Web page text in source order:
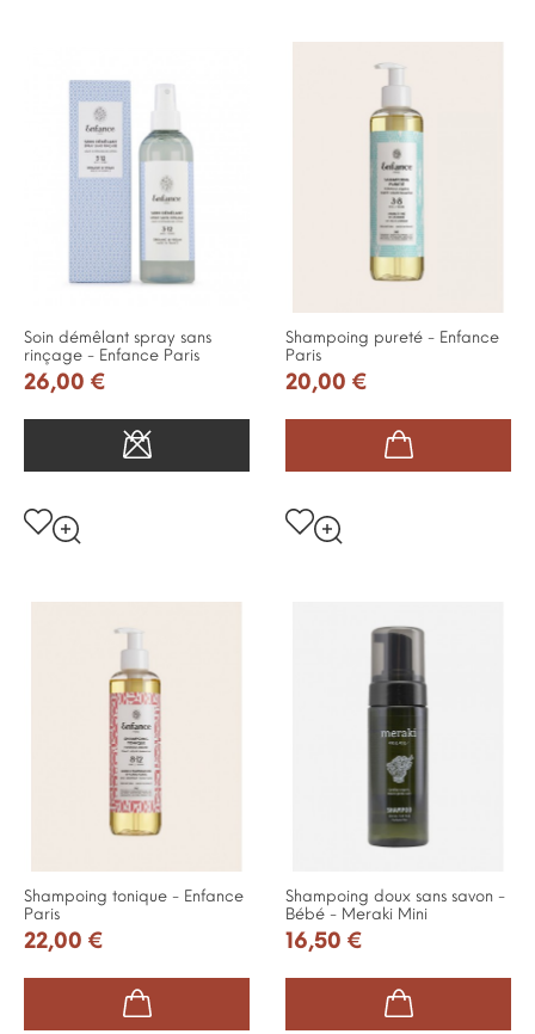
Soin démêlant spray sans
rinçage - Enfance Paris
26,00 €
Shampoing pureté - Enfance
Paris
20,00 €
Shampoing tonique - Enfance
Paris
22,00 €
Shampoing doux sans savon -
Bébé - Meraki Mini
16,50 €